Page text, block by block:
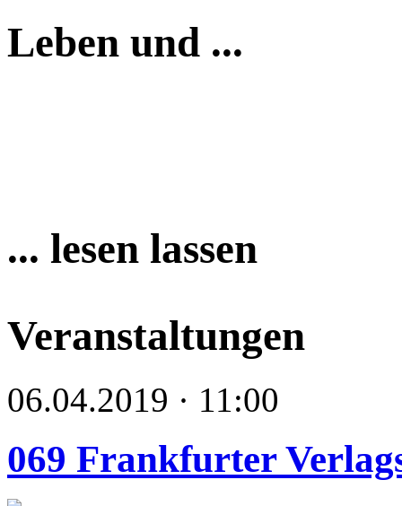
Leben und ...
... lesen lassen
Veranstaltungen
06.04.2019 · 11:00
069 Frankfurter